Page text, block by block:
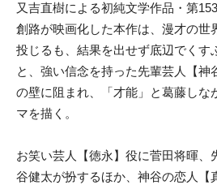
又吉直樹による初純文学作品・第
創路が映画化した本作は、漫才の世
投じるも、結果を出せず底辺でくす
と、強い信念を持った先輩芸人【神
の壁に阻まれ、「才能」と葛藤しな
マを描く。
お笑い芸人【徳永】役に菅田将暉、
谷健太が扮するほか、神谷の恋人【